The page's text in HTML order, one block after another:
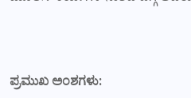
ಪ್ರಮುಖ ಅಂಶಗಳು: